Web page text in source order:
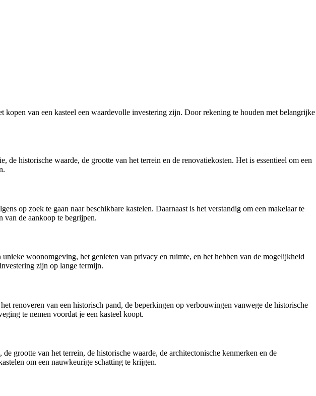
van een kasteel een waardevolle investering zijn. Door rekening te houden met belangrijke
historische waarde, de grootte van het terrein en de renovatiekosten. Het is essentieel om een
op zoek te gaan naar beschikbare kastelen. Daarnaast is het verstandig om een makelaar te
van de aankoop te begrijpen.
woonomgeving, het genieten van privacy en ruimte, en het hebben van de mogelijkheid
zijn op lange termijn.
renoveren van een historisch pand, de beperkingen op verbouwingen vanwege de historische
te nemen voordat je een kasteel koopt.
grootte van het terrein, de historische waarde, de architectonische kenmerken en de
om een nauwkeurige schatting te krijgen.